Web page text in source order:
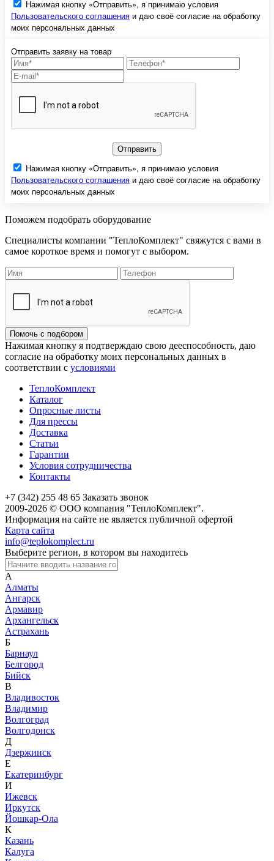
Нажимая кнопку «Отправить», я принимаю условия
Пользовательского соглашения и даю своё согласие на обработку
моих персональных данных
Отправить заявку на товар
Отправить
Нажимая кнопку «Отправить», я принимаю условия
Пользовательского соглашения и даю своё согласие на обработку
моих персональных данных
Поможем подобрать оборудование
Специалисты компании "ТеплоКомплект" свяжутся с вами в
самое короткое время и помогут с выбором.
Помочь с подбором
Нажимая кнопку я подтверждаю свою дееспособность, даю
согласие на обработку моих персональных данных в
соответствии с условиями
ТеплоКомплект
Каталог
Опросные листы
Для прессы
Доставка
Статьи
Гарантии
Условия сотрудничества
Контакты
+7 (342) 255 48 65 Заказать звонок
2009-2026 © ООО компания "ТеплоКомплект".
Информация на сайте не является публичной офертой
Карта сайта
info@teplokomplect.ru
Выберите регион, в котором вы находитесь
А
Алматы
Ангарск
Армавир
Архангельск
Астрахань
Б
Барнаул
Белгород
Бийск
В
Владивосток
Владимир
Волгоград
Волгодонск
Д
Дзержинск
Е
Екатеринбург
И
Ижевск
Иркутск
Йошкар-Ола
К
Казань
Калуга